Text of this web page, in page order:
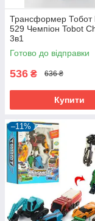
Трансформер Тобот
529 Чемпіон Tobot
3в1
Готово до відправки
536 ₴ 636 ₴
Купити
–11%